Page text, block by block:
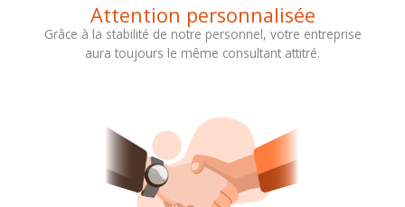
Attention personnalisée
Grâce à la stabilité de notre personnel, votre entreprise
aura toujours le même consultant attitré.